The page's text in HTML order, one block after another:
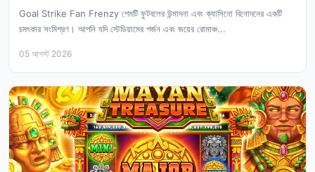
Goal Strike Fan Frenzy গেমটি ফুটবলের উন্মাদনা এবং ক্যাসিনো বিনোদনের একটি
চমৎকার সংমিশ্রণ। আপনি যদি স্টেডিয়ামের গর্জন এবং জয়ের রোমাঞ্চ...
05 আগস্ট 2026